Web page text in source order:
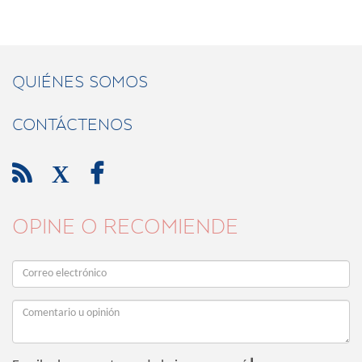
QUIÉNES SOMOS
CONTÁCTENOS
 X 
OPINE O RECOMIENDE